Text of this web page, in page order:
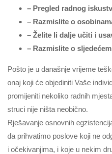
– Pregled radnog
– Razmislite o
– Želite li dalje učiti i
– Razmislite o sljedećem
Pošto je u današnje vrijeme
onaj koji će objediniti Vaše
promijeniti nekoliko radnih
struci nije ništa neobično.
Rješavanje osnovnih
da prihvatimo poslove koji ne
i očekivanjima, i koje u nekim